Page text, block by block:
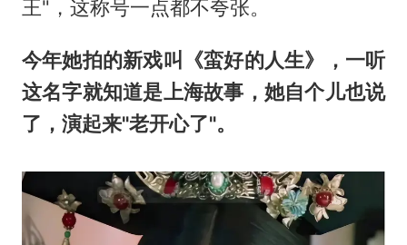
王"，这称号一点都不夸张。
今年她拍的新戏叫《蛮好的人生》，一听
这名字就知道是上海故事，她自个儿也说
了，演起来"老开心了"。